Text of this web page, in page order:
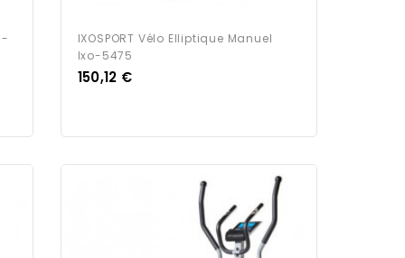
-
IXOSPORT Vélo Elliptique Manuel
Ixo-5475
Prix
150,12 €